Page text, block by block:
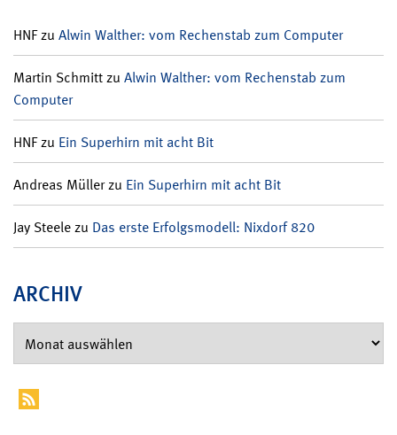
HNFzu Alwin Walther: vom Rechenstab zum Computer
Martin Schmittzu Alwin Walther: vom Rechenstab zum
Computer
HNFzu Ein Superhirn mit acht Bit
Andreas Müllerzu Ein Superhirn mit acht Bit
Jay Steelezu Das erste Erfolgsmodell: Nixdorf 820
ARCHIV